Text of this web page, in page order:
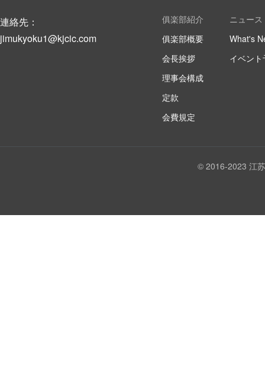
連絡先：
jimukyoku1@kjcic.com
俱楽部紹介
俱楽部概要
会長挨拶
理事会構成
定款
会費規定
ニュース
What's
イベン
© 2016-2023 江